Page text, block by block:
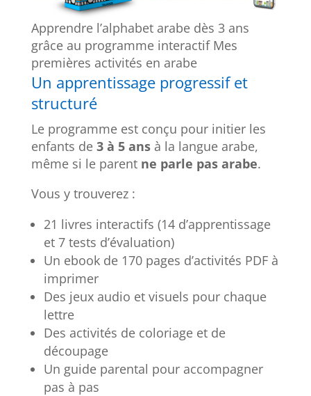
Apprendre l’alphabet arabe dès 3 ans
grâce au programme interactif Mes
premières activités en arabe
Un apprentissage progressif et
structuré
Le programme est conçu pour initier les
enfants de 3 à 5 ansà la langue arabe,
même si le parent ne parle pas arabe.
Vous y trouverez :
21 livres interactifs (14 d’apprentissage
et 7 tests d’évaluation)
Un ebook de 170 pages d’activités PDF à
imprimer
Des jeux audio et visuels pour chaque
lettre
Des activités de coloriage et de
découpage
Un guide parental pour accompagner
pas à pas